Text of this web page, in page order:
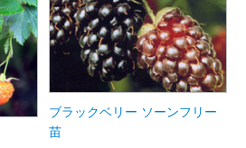
ブラックベリー ソーンフリー
苗